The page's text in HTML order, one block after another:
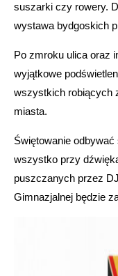
suszarki czy rowery.
wystawa bydgoskich
Po zmroku ulica oraz
wyjątkowe
wszystkich robiących
miasta.
Świętowanie
wszystko przy
puszczanych przez
Gimnazjalnej będzie